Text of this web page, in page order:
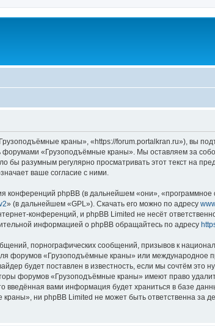
краны», «https://forum.portalkran.ru»), вы
«Грузоподъёмные краны». Мы оставляем за
разумным регулярно просматривать этот текст на
ваше согласие с ними.
phpBB (в дальнейшем «они», «программное
» (в дальнейшем «GPL»). Скачать его можно по адресу
конференций, и phpBB Limited не несёт
информацией о phpBB обращайтесь по адресу
порнографических сообщений, призывов к
форумов «Грузоподъёмные краны» или международное
будет поставлен в известность, если мы сочтём это
форумов «Грузоподъёмные краны» имеют право
введённая вами информация будет храниться в базе
ни phpBB Limited не может быть ответственна за